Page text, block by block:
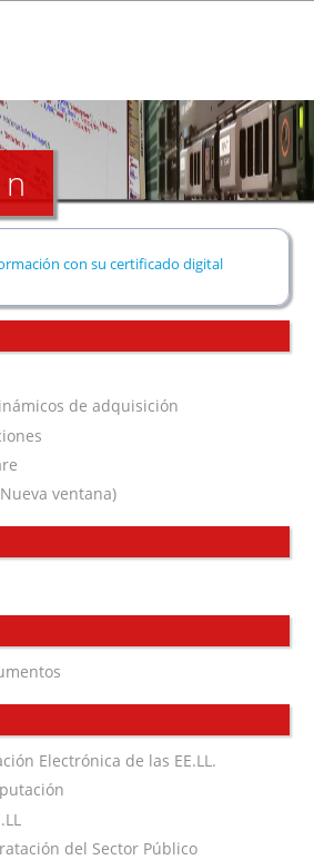
con su certificado digital
de adquisición
ventana)
Electrónica de las EE.LL.
del Sector Público